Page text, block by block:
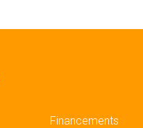
Financements